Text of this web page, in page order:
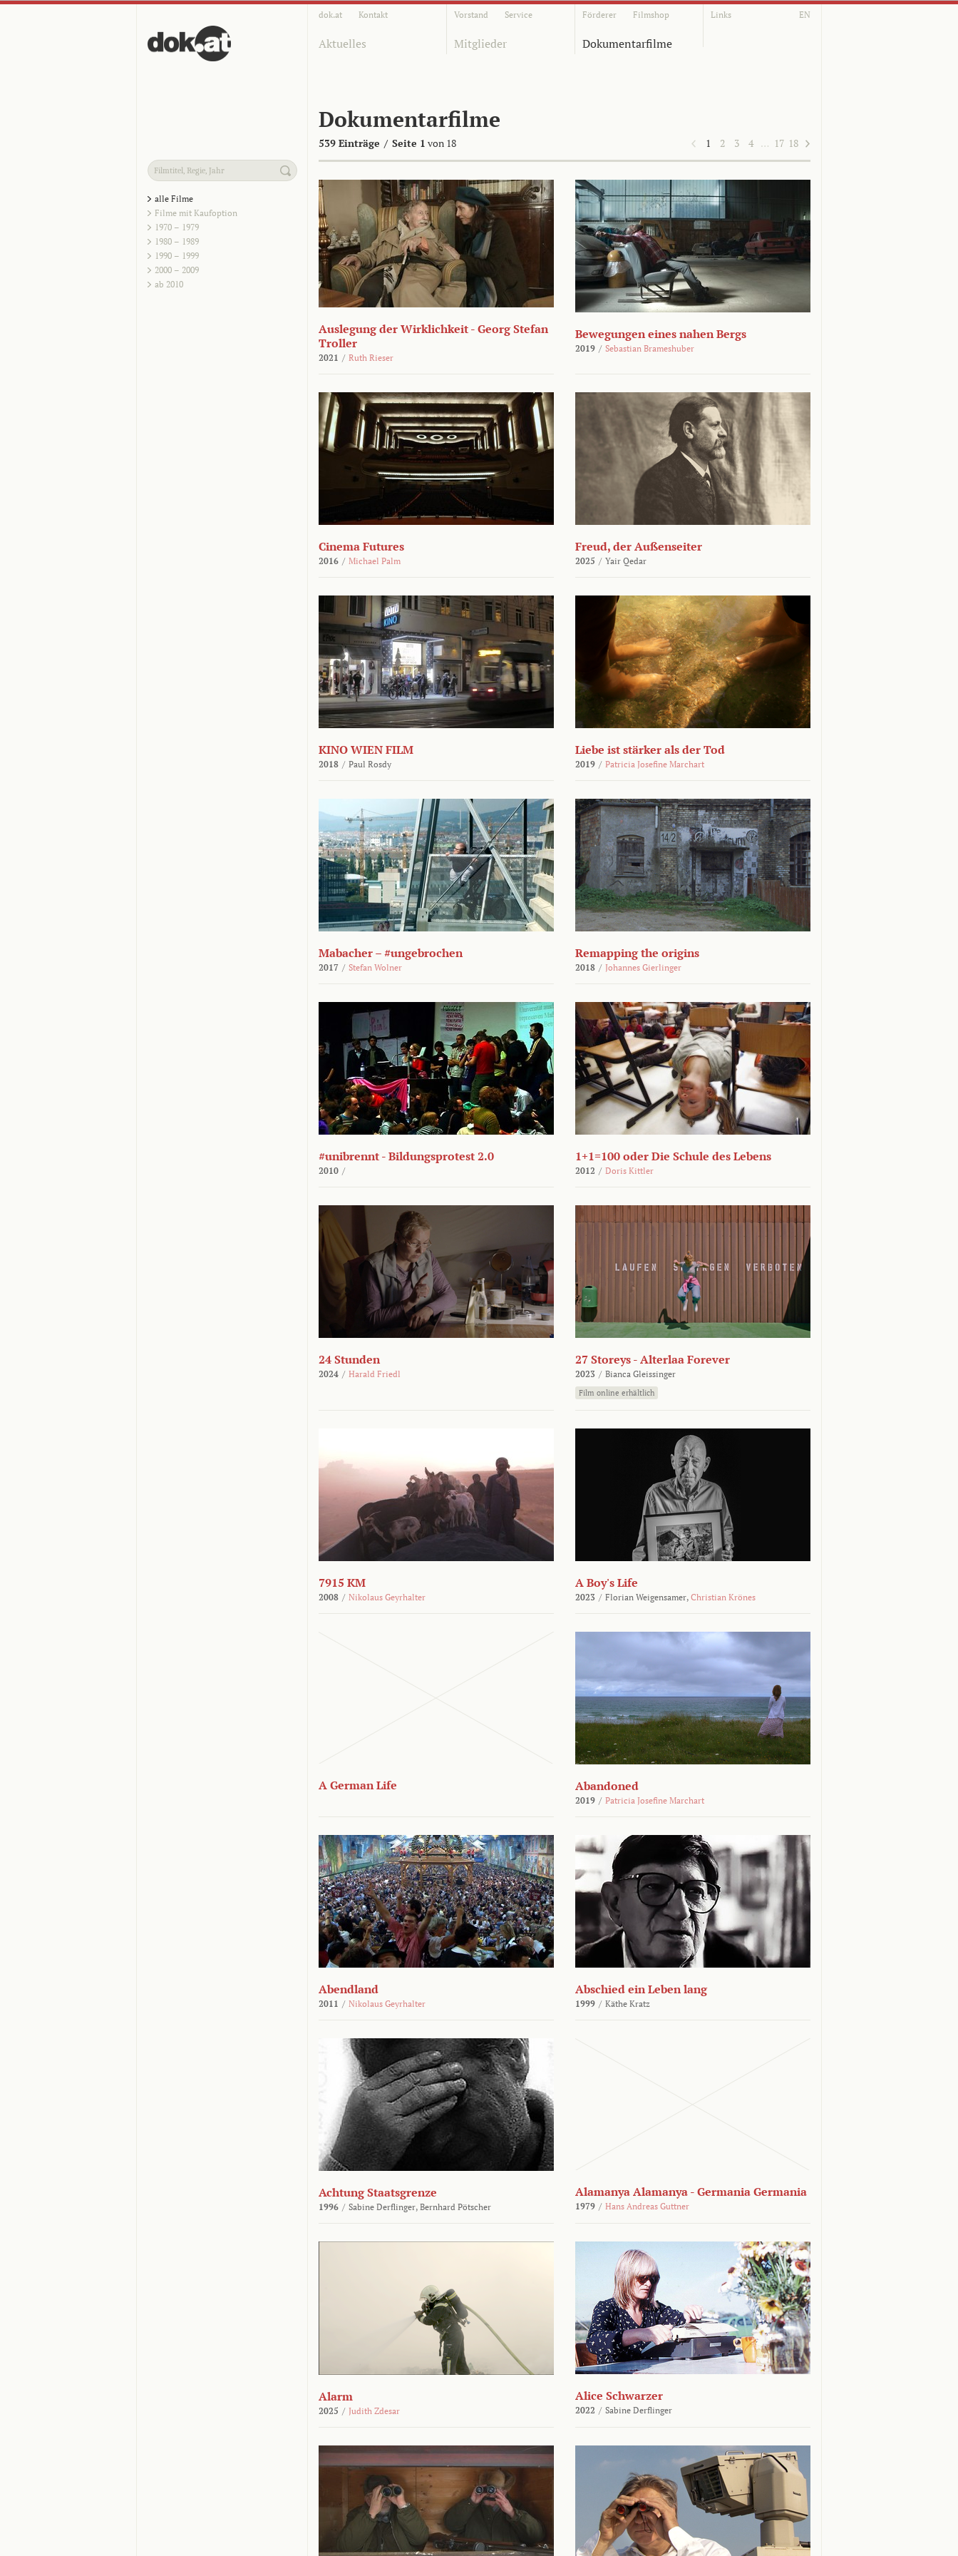
dok.at Kontakt Vorstand Service Förderer Filmshop Links EN
Aktuelles Mitglieder Dokumentarfilme
Dokumentarfilme
539 Einträge / Seite 1 von 18 1 2 3 4 … 17 18
alle Filme
Filme mit Kaufoption
1970 – 1979
1980 – 1989
1990 – 1999
2000 – 2009
ab 2010
Auslegung der Wirklichkeit - Georg Stefan
Troller
2021 / Ruth Rieser
Bewegungen eines nahen Bergs
2019 / Sebastian Brameshuber
Cinema Futures
2016 / Michael Palm
Freud, der Außenseiter
2025 / Yair Qedar
KINO WIEN FILM
2018 / Paul Rosdy
Liebe ist stärker als der Tod
2019 / Patricia Josefine Marchart
Mabacher – #ungebrochen
2017 / Stefan Wolner
Remapping the origins
2018 / Johannes Gierlinger
#unibrennt - Bildungsprotest 2.0
2010 /
1+1=100 oder Die Schule des Lebens
2012 / Doris Kittler
24 Stunden
2024 / Harald Friedl
27 Storeys - Alterlaa Forever
2023 / Bianca Gleissinger
Film online erhältlich
7915 KM
2008 / Nikolaus Geyrhalter
A Boy's Life
2023 / Florian Weigensamer, Christian Krönes
A German Life Abandoned
2019 / Patricia Josefine Marchart
Abendland
2011 / Nikolaus Geyrhalter
Abschied ein Leben lang
1999 / Käthe Kratz
Achtung Staatsgrenze
1996 / Sabine Derflinger, Bernhard Pötscher
Alamanya Alamanya - Germania Germania
1979 / Hans Andreas Guttner
Alarm
2025 / Judith Zdesar
Alice Schwarzer
2022 / Sabine Derflinger